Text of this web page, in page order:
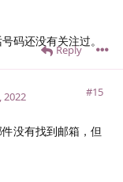
码还没有关注过。
Reply
#15
2022
没有找到邮箱，但